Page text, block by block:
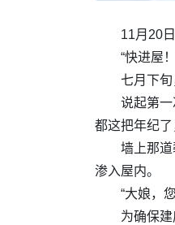
11月20
“快进屋
七月下
说起第
都这把年纪
墙上那
渗入屋内。
“大娘，
为确保